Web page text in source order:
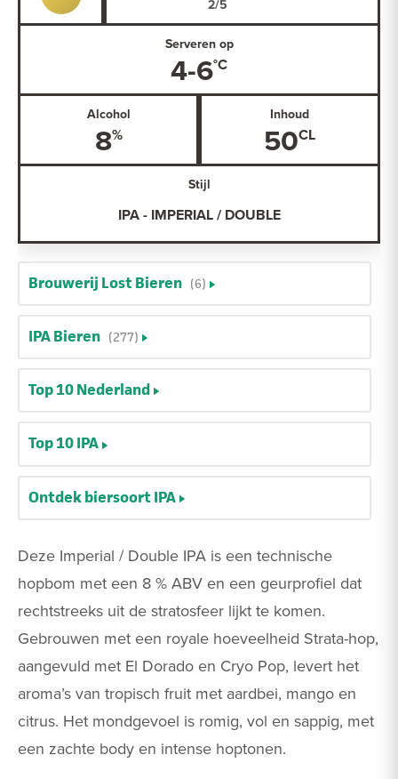
Deze Imperial / Double IPA is een technische
hopbom met een 8 % ABV en een geurprofiel dat
rechtstreeks uit de stratosfeer lijkt te komen.
Gebrouwen met een royale hoeveelheid Strata-hop,
aangevuld met El Dorado en Cryo Pop, levert het
aroma’s van tropisch fruit met aardbei, mango en
citrus. Het mondgevoel is romig, vol en sappig, met
een zachte body en intense hoptonen.
Serveren op
4-6
Alcohol
8
Inhoud
50
Stijl
IPA - IMPERIAL / DOUBLE
Brouwerij Lost Bieren (6)
IPA Bieren (277)
Top 10 Nederland
Top 10 IPA
Ontdek biersoort IPA